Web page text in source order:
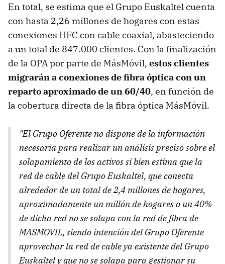
En total, se estima que el Grupo Euskaltel cuenta
con hasta 2,26 millones de hogares con estas
conexiones HFC con cable coaxial, abasteciendo
a un total de 847.000 clientes. Con la finalización
de la OPA por parte de MásMóvil, estos clientes
migrarán a conexiones de fibra óptica con un
reparto aproximado de un 60/40, en función de
la cobertura directa de la fibra óptica MásMóvil.
"El Grupo Oferente no dispone de la información
necesaria para realizar un análisis preciso sobre el
solapamiento de los activos si bien estima que la
red de cable del Grupo Euskaltel, que conecta
alrededor de un total de 2,4 millones de hogares,
aproximadamente un millón de hogares o un 40%
de dicha red no se solapa con la red de fibra de
MASMOVIL, siendo intención del Grupo Oferente
aprovechar la red de cable ya existente del Grupo
Euskaltel y que no se solapa para gestionar su